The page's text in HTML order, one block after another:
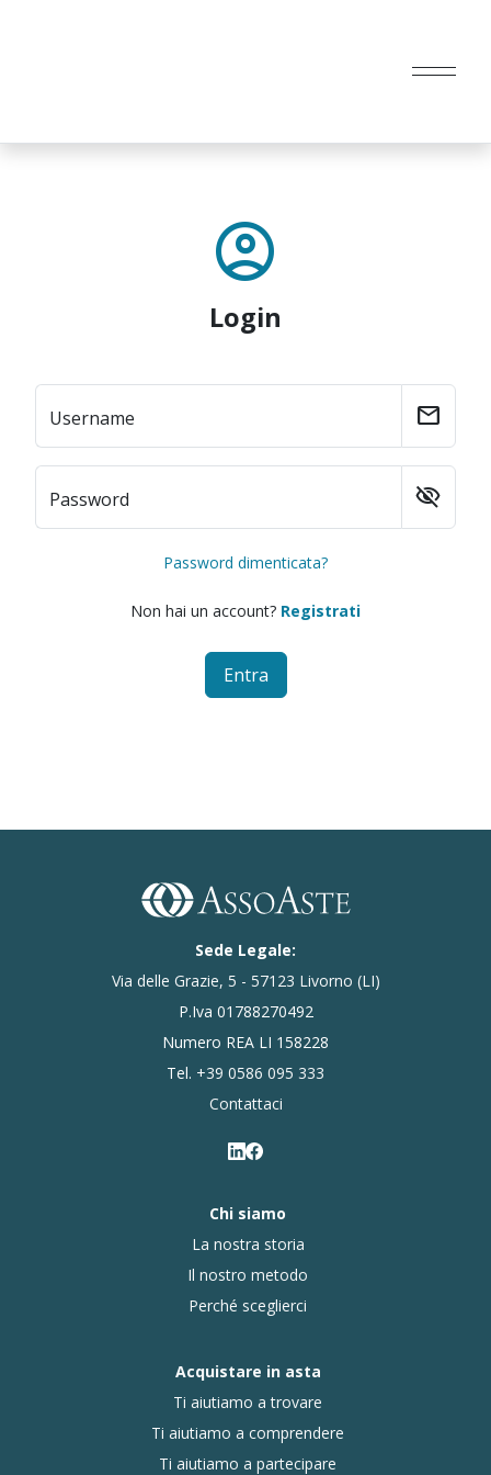
account_circle
Login
Username mail
Password visibility_off
Password dimenticata?
Non hai un account? Registrati
Entra
Sede Legale:
Via delle Grazie, 5 - 57123 Livorno (LI)
P.Iva 01788270492
Numero REA LI 158228
Tel. +39 0586 095 333
Contattaci
Chi siamo
La nostra storia
Il nostro metodo
Perché sceglierci
Acquistare in asta
Ti aiutiamo a trovare
Ti aiutiamo a comprendere
Ti aiutiamo a partecipare